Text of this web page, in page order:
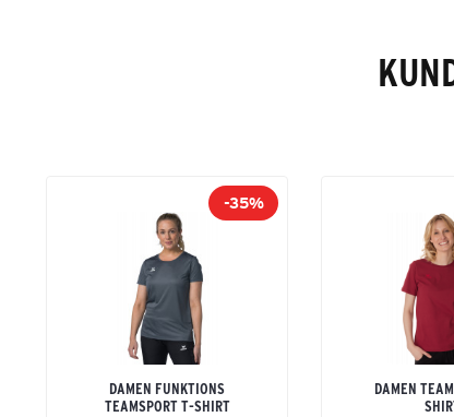
-35%
DAMEN FUNKTIONS
TEAMSPORT T-SHIRT
DAMEN